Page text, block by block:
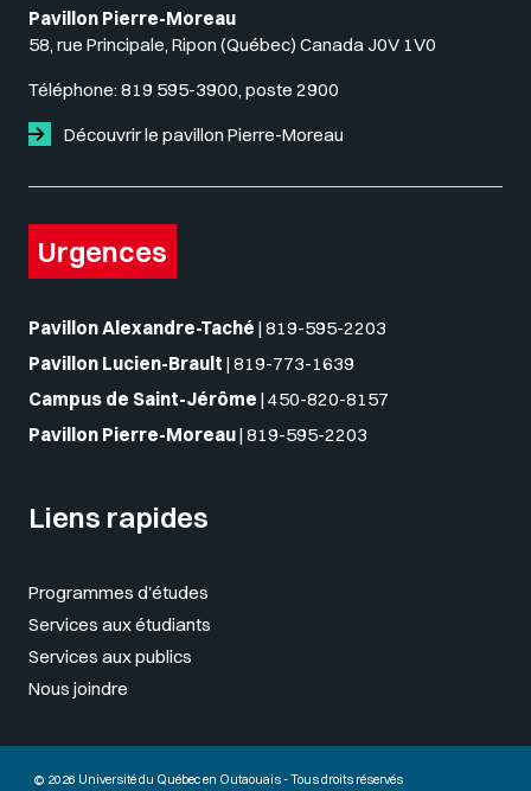
Pavillon Pierre-Moreau
58, rue Principale, Ripon (Québec) Canada J0V 1V0
Téléphone: 819 595-3900, poste 2900
Découvrir le pavillon Pierre-Moreau
Urgences
Pavillon Alexandre-Taché | 819-595-2203
Pavillon Lucien-Brault | 819-773-1639
Campus de Saint-Jérôme | 450-820-8157
Pavillon Pierre-Moreau| 819-595-2203
Liens rapides
Programmes d'études
Services aux étudiants
Services aux publics
Nous joindre
© 2026 Université du Québec en Outaouais - Tous droits réservés